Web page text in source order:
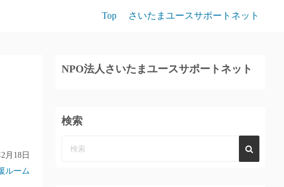
Top さいたまユースサポートネット
月18日
ルーム
NPO法人さいたまユースサポートネット
検索